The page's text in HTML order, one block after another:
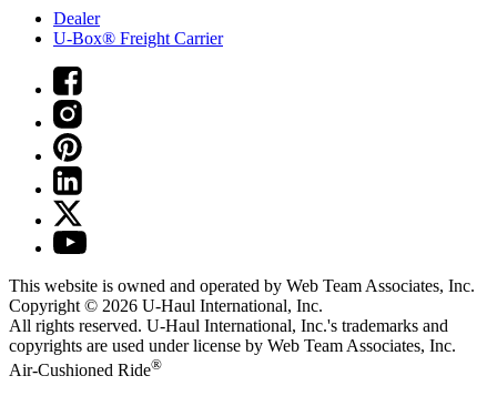
Dealer
U-Box® Freight Carrier
This website is owned and operated by Web Team Associates, Inc.
Copyright © 2026 U-Haul International, Inc.
All rights reserved. U-Haul International, Inc.'s trademarks and
copyrights are used under license by Web Team Associates, Inc.
Air-Cushioned Ride®